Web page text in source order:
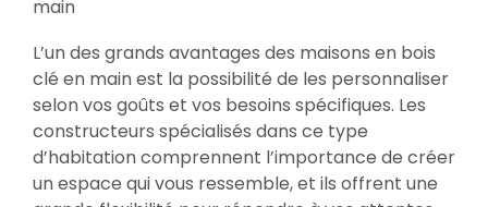
main
L’un des grands avantages des maisons en bois
clé en main est la possibilité de les personnaliser
selon vos goûts et vos besoins spécifiques. Les
constructeurs spécialisés dans ce type
d’habitation comprennent l’importance de créer
un espace qui vous ressemble, et ils offrent une